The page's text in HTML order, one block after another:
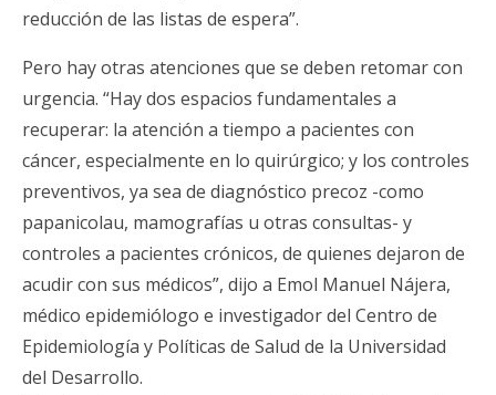
reducción de las listas de espera”.
Pero hay otras atenciones que se deben retomar con
urgencia. “Hay dos espacios fundamentales a
recuperar: la atención a tiempo a pacientes con
cáncer, especialmente en lo quirúrgico; y los controles
preventivos, ya sea de diagnóstico precoz -como
papanicolau, mamografías u otras consultas- y
controles a pacientes crónicos, de quienes dejaron de
acudir con sus médicos”, dijo a Emol Manuel Nájera,
médico epidemiólogo e investigador del Centro de
Epidemiología y Políticas de Salud de la Universidad
del Desarrollo.